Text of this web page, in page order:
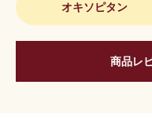
オキソピタン
商品レ